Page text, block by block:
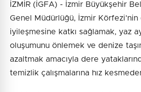
İZMİR (İGFA) - İzmir Büyükşehir
Genel Müdürlüğü, İzmir
iyileşmesine katkı sağlamak, yaz
oluşumunu önlemek ve denize
azaltmak amacıyla dere
temizlik çalışmalarına hız